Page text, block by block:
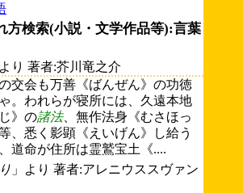
方検索(小説・文学作品等):言葉
り 著者:芥川竜之介
交会も万善《ばんぜん》の功徳
。われらが寝所には、久遠本地
》の諸法、無作法身《むさほっ
、悉く影顕《えいげん》し給う
道命が住所は霊鷲宝土《....
」より 著者:アレニウススヴァン